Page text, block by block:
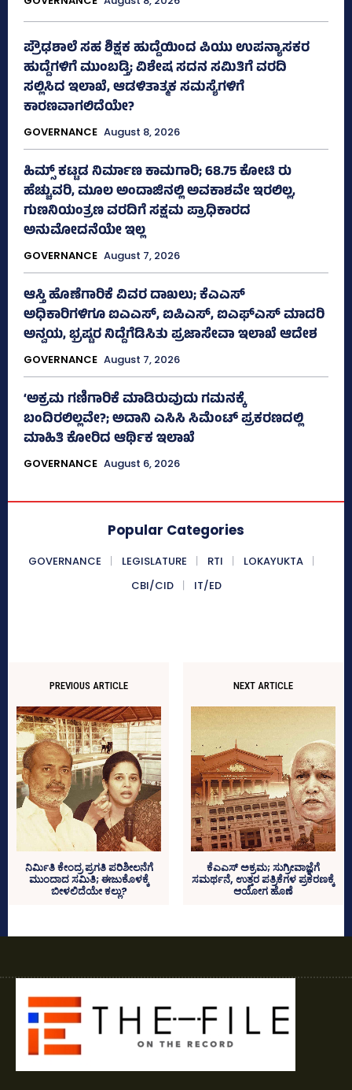
ಪ್ರೌಢಶಾಲೆ ಸಹ ಶಿಕ್ಷಕ ಹುದ್ದೆಯಿಂದ ಪಿಯು ಉಪನ್ಯಾಸಕರ
ಹುದ್ದೆಗಳಿಗೆ ಮುಂಬಡ್ತಿ; ವಿಶೇಷ ಸದನ ಸಮಿತಿಗೆ ವರದಿ
ಸಲ್ಲಿಸಿದ ಇಲಾಖೆ, ಆಡಳಿತಾತ್ಮಕ ಸಮಸ್ಯೆಗಳಿಗೆ
ಕಾರಣವಾಗಲಿದೆಯೇ?
GOVERNANCE August 8, 2026
ಹಿಮ್ಸ್‌ ಕಟ್ಟಡ ನಿರ್ಮಾಣ ಕಾಮಗಾರಿ; 68.75 ಕೋಟಿ ರು
ಹೆಚ್ಚುವರಿ, ಮೂಲ ಅಂದಾಜಿನಲ್ಲಿ ಅವಕಾಶವೇ ಇರಲಿಲ್ಲ,
ಗುಣನಿಯಂತ್ರಣ ವರದಿಗೆ ಸಕ್ಷಮ ಪ್ರಾಧಿಕಾರದ
ಅನುಮೋದನೆಯೇ ಇಲ್ಲ
GOVERNANCE August 7, 2026
ಆಸ್ತಿ ಹೊಣೆಗಾರಿಕೆ ವಿವರ ದಾಖಲು; ಕೆಎಎಸ್
ಅಧಿಕಾರಿಗಳಿಗೂ ಐಎಎಸ್‌, ಐಪಿಎಸ್‌, ಐಎಫ್‌ಎಸ್‌ ಮಾದರಿ
ಅನ್ವಯ, ಭ್ರಷ್ಟರ ನಿದ್ದೆಗೆಡಿಸಿತು ಪ್ರಜಾಸೇವಾ ಇಲಾಖೆ ಆದೇಶ
GOVERNANCE August 7, 2026
‘ಅಕ್ರಮ ಗಣಿಗಾರಿಕೆ ಮಾಡಿರುವುದು ಗಮನಕ್ಕೆ
ಬಂದಿರಲಿಲ್ಲವೇ?; ಅದಾನಿ ಎಸಿಸಿ ಸಿಮೆಂಟ್ ಪ್ರಕರಣದಲ್ಲಿ
ಮಾಹಿತಿ ಕೋರಿದ ಆರ್ಥಿಕ ಇಲಾಖೆ
GOVERNANCE August 6, 2026
Popular Categories
GOVERNANCE LEGISLATURE RTI
LOKAYUKTA
CBI/CID
IT/ED
PREVIOUS ARTICLE
ನಿರ್ಮಿತಿ ಕೇಂದ್ರ ಪ್ರಗತಿ ಪರಿಶೀಲನೆಗೆ
ಮುಂದಾದ ಸಮಿತಿ; ಈಜುಕೊಳಕ್ಕೆ
ಬೀಳಲಿದೆಯೇ ಕಲ್ಲು?
NEXT ARTICLE
ಕೆಎಎಸ್‌ ಅಕ್ರಮ; ಸುಗ್ರೀವಾಜ್ಞೆಗೆ
ಸಮರ್ಥನೆ, ಉತ್ತರ ಪತ್ರಿಕೆಗಳ ಪ್ರಕರಣಕ್ಕೆ
ಆಯೋಗ ಹೊಣೆ